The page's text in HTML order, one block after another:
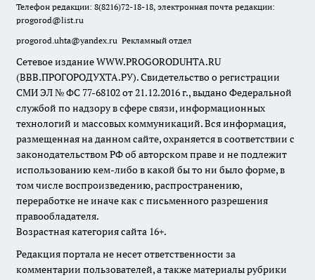
Телефон редакции: 8(8216)72-18-18, электронная почта редакции:
progorod@list.ru
progorod.uhta@yandex.ru Рекламный отдел
Сетевое издание WWW.PROGORODUHTA.RU
(ВВВ.ПРОГОРОДУХТА.РУ). Свидетельство о регистрации
СМИ ЭЛ № ФС 77-68102 от 21.12.2016 г., выдано Федеральной
службой по надзору в сфере связи, информационных
технологий и массовых коммуникаций. Вся информация,
размещенная на данном сайте, охраняется в соответствии с
законодательством РФ об авторском праве и не подлежит
использованию кем-либо в какой бы то ни было форме, в
том числе воспроизведению, распространению,
переработке не иначе как с письменного разрешения
правообладателя.
Возрастная категория сайта 16+.
Редакция портала не несет ответственности за
комментарии пользователей, а также материалы рубрики